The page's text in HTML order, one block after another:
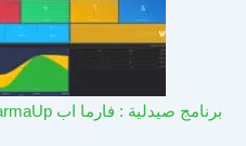
برنامج صيدلية : فارما اب PharmaUp​